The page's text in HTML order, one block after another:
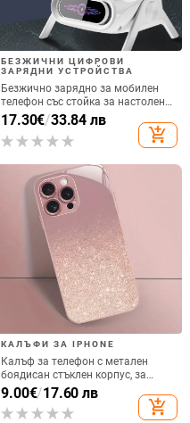
БЕЗЖИЧНИ ЦИФРОВИ
ЗАРЯДНИ УСТРОЙСТВА
Безжично зарядно за мобилен
телефон със стойка за настолен
монтаж за хоризонтално или
вертикално ползване, QC3.0, 2 A,
15 W, Бързо зареждане
17.30€/33.84 лв
add_shopping_cart
КАЛЪФИ ЗА IPHONE
Калъф за телефон с метален
боядисан стъклен корпус, за
iPhone 11–14 Pro Max,
охлаждане, модел YK263
9.00€/17.60 лв
add_shopping_cart